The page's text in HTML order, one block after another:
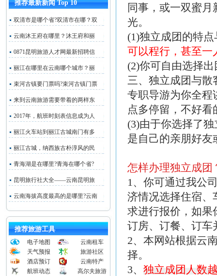
推荐最新新闻 Top 10
双清市是哪个省?双清市在哪？双
云南沐王府在哪里？沐王府和丽
0871昆明旅游人才网最新招聘信
丽江在哪里在云南哪个城市？丽
束河古镇要门票吗?束河古镇门票
来到云南旅游需要带着的两样东
2017年，航班时刻表信息成为人
丽江火车站到丽江古城南门有多
丽江古城，纳西族古朴淳风的民
青海湖是在哪里?青海在哪个省?
昆明旅行社大全——云南昆明旅
云南海拔高度最高的是哪里?云南
推荐旅游工具
电子地图
云南租车
天气预报
旅游社区
酒店预订
云南特产
航班动态
高尔夫旅游
同事，或一双蜜
光。
(1)独立成团的特
可以程行，甚至一
(2)你可自由选择
三、独立成团与散
专职导游为你全程
点多停留，不好
(3)由于你选择了
是自己的亲朋好
怎样办理独立成团
1、你可通过我公
济情况选择住宿、
求进行报价，如果
订房、订餐、订车
2、本网站根据云
择。
3、 独立成团人数